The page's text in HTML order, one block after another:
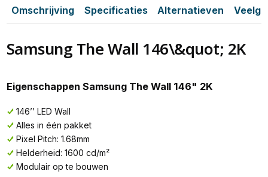
Omschrijving Specificaties Alternatieven
Samsung The Wall 146\&quot; 2K
Eigenschappen Samsung The Wall 146" 2K
146’’ LED Wall
Alles in één pakket
Pixel Pitch: 1.68mm
Helderheid: 1600 cd/m²
Modulair op te bouwen